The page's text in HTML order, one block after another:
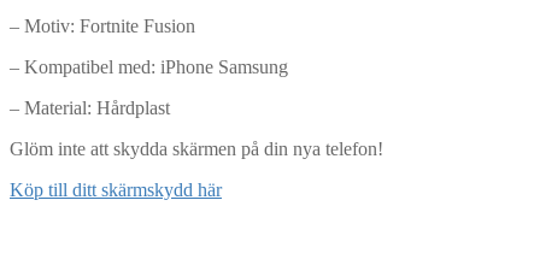
– Motiv: Fortnite Fusion
– Kompatibel med: iPhone Samsung
– Material: Hårdplast
Glöm inte att skydda skärmen på din nya telefon!
Köp till ditt skärmskydd här